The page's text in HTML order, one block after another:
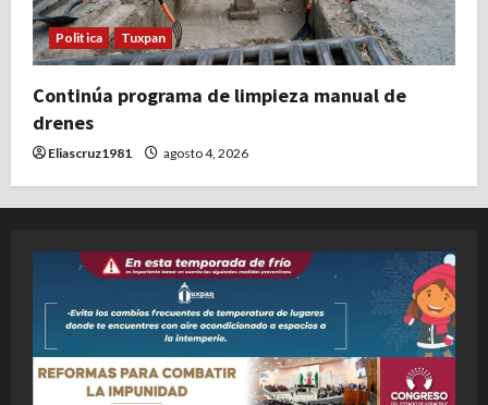
Politica Tuxpan
Continúa programa de limpieza manual de
drenes
Eliascruz1981 agosto 4, 2026